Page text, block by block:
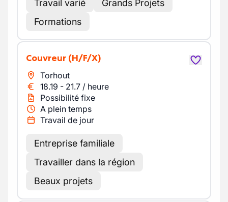
Travail varié
Grands Projets
Formations
Couvreur (H/F/X)
Torhout
18.19 - 21.7 / heure
Possibilité fixe
A plein temps
Travail de jour
Entreprise familiale
Travailler dans la région
Beaux projets